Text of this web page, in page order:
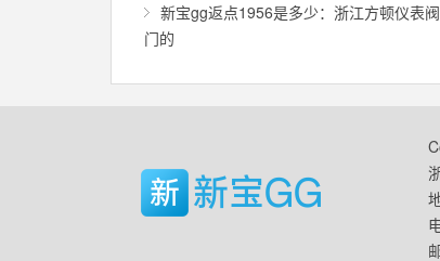
新宝gg返点1956是多少：浙江方顿仪表
门的